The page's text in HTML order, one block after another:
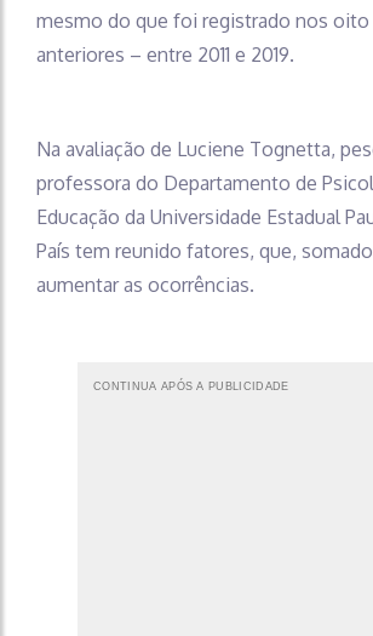
mesmo do que foi registrado nos oito
anteriores – entre 2011 e 2019.
Na avaliação de Luciene Tognetta,
professora do Departamento de
Educação da Universidade Estadual
País tem reunido fatores, que,
aumentar as ocorrências.
CONTINUA APÓS A PUBLICIDADE